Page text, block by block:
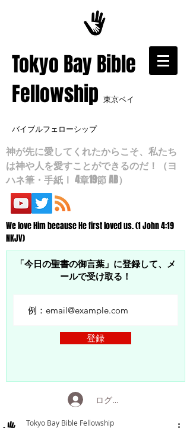
​Tokyo Bay Bible
Fellowship 東京ベイ
バイブルフェローシップ
神が先に愛してくれたからこそ、私たち
は神や人を愛すことができるのだ！（ヨ
ハネ筆・手紙Ⅰ 4章19節 AB）
We love Him because He first loved us. (1 John 4:19
NKJV)
「今日の聖書の御言葉」に登録して、メ
ールで受け取る！
登録
ログイン
Tokyo Bay Bible Fellowship